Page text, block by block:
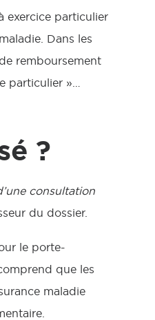
exercice particulier
Dans les
remboursement
particulier »…
?
consultation
du dossier.
le porte-
que les
maladie